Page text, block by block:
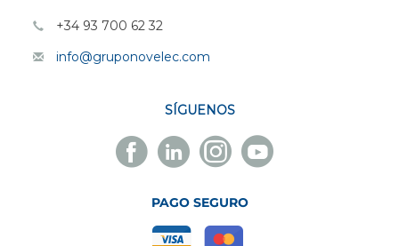
+34 93 700 62 32
info@gruponovelec.com
SÍGUENOS
Facebook
Novelec
Linkedin
Novelec
Instagram
Novelec
Youtube
Novelec
PAGO SEGURO